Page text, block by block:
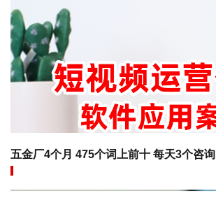
五金厂4个月 475个词上前十 每天3个咨询